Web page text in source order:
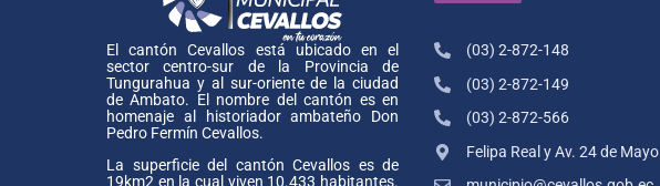
El cantón Cevallos está ubicado en el
sector centro-sur de la Provincia de
Tungurahua y al sur-oriente de la ciudad
de Ambato. El nombre del cantón es en
homenaje al historiador ambateño Don
Pedro Fermín Cevallos.
La superficie del cantón Cevallos es de
(03) 2-872-148
(03) 2-872-149
(03) 2-872-566
Felipa Real y Av. 24 de Mayo